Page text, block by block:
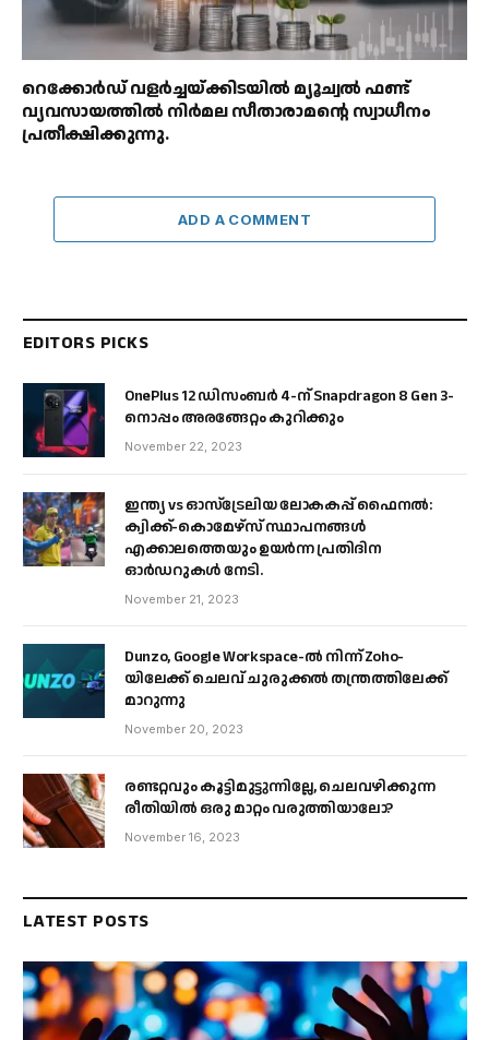
റെക്കോർഡ് വളർച്ചയ്ക്കിടയിൽ മ്യൂച്വൽ ഫണ്ട്
വ്യവസായത്തിൽ നിർമല സീതാരാമൻ്റെ സ്വാധീനം
പ്രതീക്ഷിക്കുന്നു.
ADD A COMMENT
EDITORS PICKS
OnePlus 12 ഡിസംബർ 4-ന് Snapdragon 8 Gen 3-
നൊപ്പം അരങ്ങേറ്റം കുറിക്കും
November 22, 2023
ഇന്ത്യ vs ഓസ്‌ട്രേലിയ ലോകകപ്പ് ഫൈനൽ:
ക്വിക്ക്-കൊമേഴ്‌സ് സ്ഥാപനങ്ങൾ
എക്കാലത്തെയും ഉയർന്ന പ്രതിദിന
ഓർഡറുകൾ നേടി.
November 21, 2023
Dunzo, Google Workspace-ൽ നിന്ന് Zoho-
യിലേക്ക് ചെലവ് ചുരുക്കൽ തന്ത്രത്തിലേക്ക്
മാറുന്നു
November 20, 2023
രണ്ടറ്റവും കൂട്ടിമുട്ടുന്നില്ലേ, ചെലവഴിക്കുന്ന
രീതിയിൽ ഒരു മാറ്റം വരുത്തിയാലോ?
November 16, 2023
LATEST POSTS